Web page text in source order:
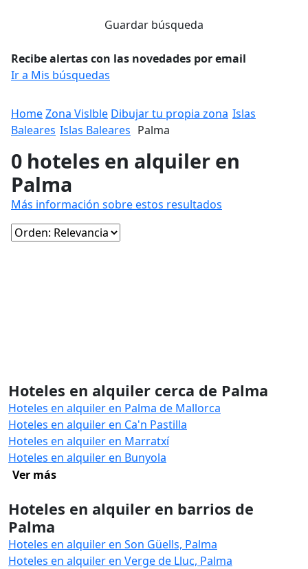
Guardar búsqueda
Recibe alertas con las novedades por email
Ir a Mis búsquedas
HomeZona Vislble Dibujar tu propia zona Islas
Baleares Islas Baleares Palma
0 hoteles en alquiler en
Palma
Más información sobre estos resultados
Hoteles en alquiler cerca de Palma
Hoteles en alquiler en Palma de Mallorca
Hoteles en alquiler en Ca'n Pastilla
Hoteles en alquiler en Marratxí
Hoteles en alquiler en Bunyola
Ver más
Hoteles en alquiler en barrios de
Palma
Hoteles en alquiler en Son Güells, Palma
Hoteles en alquiler en Verge de Lluc, Palma